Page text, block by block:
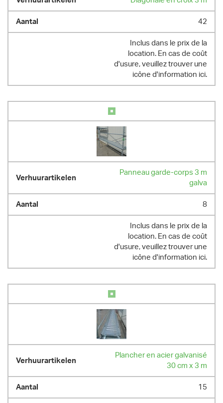
42
Inclus dans le prix de la
location. En cas de coût
d'usure, veuillez trouver une
icône d'information ici.
Panneau garde-corps 3 m
galva
8
Inclus dans le prix de la
location. En cas de coût
d'usure, veuillez trouver une
icône d'information ici.
Plancher en acier galvanisé
30 cm x 3 m
15